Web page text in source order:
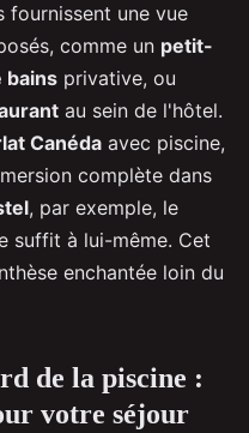
fournissent une vue
comme un petit-
bains privative, ou
au sein de l'hôtel.
Canéda avec piscine,
complète dans
, par exemple, le
suffit à lui-même. Cet
enchantée loin du
de la piscine :
votre séjour